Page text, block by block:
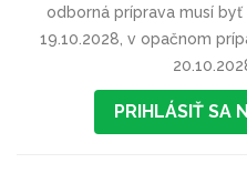
odborná príprava musí
19.10.2028, v opačnom
PRIHLÁSIŤ SA